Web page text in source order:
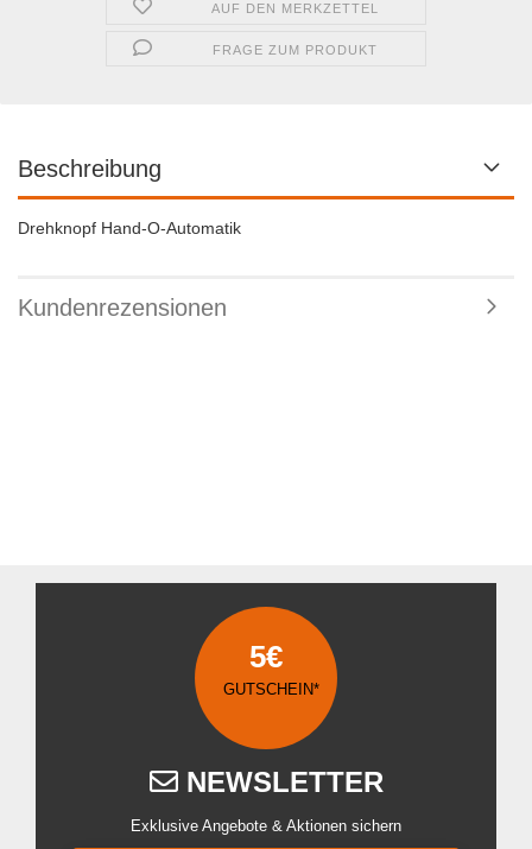
AUF DEN MERKZETTEL
FRAGE ZUM PRODUKT
Beschreibung
Drehknopf Hand-O-Automatik
Kundenrezensionen
5€
GUTSCHEIN*
NEWSLETTER
Exklusive Angebote & Aktionen sichern